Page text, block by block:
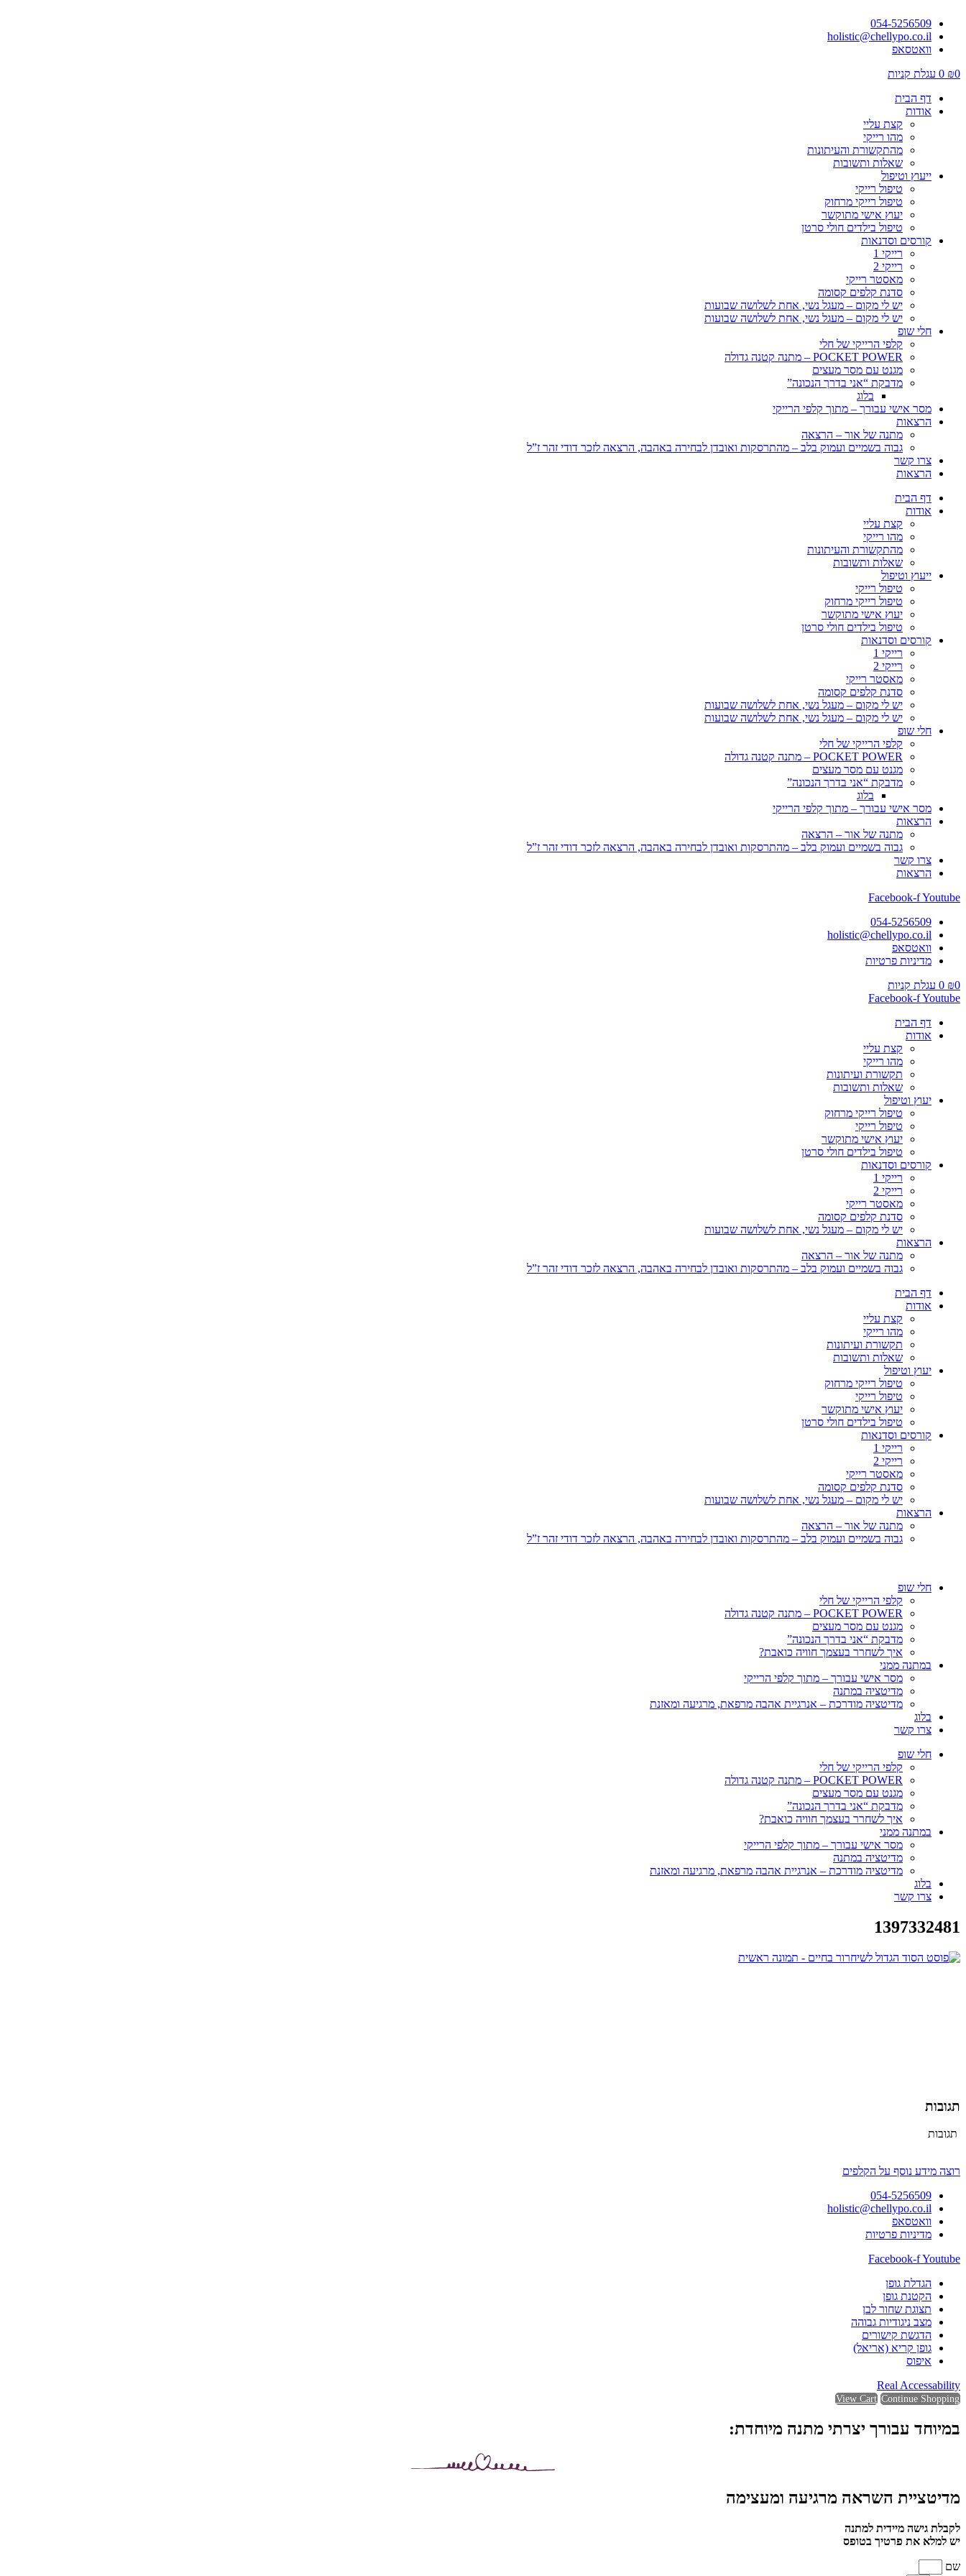
054-5256509
holistic@chellypo.co.il
וואטסאפ
₪0
0 עגלת קניות
דף הבית
אודות
קצת עליי
מהו רייקי
מהתקשורת והעיתונות
שאלות ותשובות
ייעוץ וטיפול
טיפול רייקי
טיפול רייקי מרחוק
יעוץ אישי מתוקשר
טיפול בילדים חולי סרטן
קורסים וסדנאות
רייקי 1
רייקי 2
מאסטר רייקי
סדנת קלפים קסומה
יש לי מקום – מעגל נשי, אחת לשלושה שבועות
יש לי מקום – מעגל נשי, אחת לשלושה שבועות
חלי שופ
קלפי הרייקי של חלי
POCKET POWER – מתנה קטנה גדולה
מגנט עם מסר מעצים
מדבקת “אני בדרך הנכונה”
בלוג
מסר אישי עבורך – מתוך קלפי הרייקי
הרצאות
מתנה של אור – הרצאה
גבוה בשמיים ועמוק בלב – מהתרסקות ואובדן לבחירה באהבה, הרצאה לזכר דודי זהר ז”ל
צרו קשר
הרצאות
דף הבית
אודות
קצת עליי
מהו רייקי
מהתקשורת והעיתונות
שאלות ותשובות
ייעוץ וטיפול
טיפול רייקי
טיפול רייקי מרחוק
יעוץ אישי מתוקשר
טיפול בילדים חולי סרטן
קורסים וסדנאות
רייקי 1
רייקי 2
מאסטר רייקי
סדנת קלפים קסומה
יש לי מקום – מעגל נשי, אחת לשלושה שבועות
יש לי מקום – מעגל נשי, אחת לשלושה שבועות
חלי שופ
קלפי הרייקי של חלי
POCKET POWER – מתנה קטנה גדולה
מגנט עם מסר מעצים
מדבקת “אני בדרך הנכונה”
בלוג
מסר אישי עבורך – מתוך קלפי הרייקי
הרצאות
מתנה של אור – הרצאה
גבוה בשמיים ועמוק בלב – מהתרסקות ואובדן לבחירה באהבה, הרצאה לזכר דודי זהר ז”ל
צרו קשר
הרצאות
Facebook-fYoutube
054-5256509
holistic@chellypo.co.il
וואטסאפ
מדיניות פרטיות
₪0
0 עגלת קניות
Facebook-fYoutube
דף הבית
אודות
קצת עליי
מהו רייקי
תקשורת ועיתונות
שאלות ותשובות
יעוץ וטיפול
טיפול רייקי מרחוק
טיפול רייקי
יעוץ אישי מתוקשר
טיפול בילדים חולי סרטן
קורסים וסדנאות
רייקי 1
רייקי 2
מאסטר רייקי
סדנת קלפים קסומה
יש לי מקום – מעגל נשי, אחת לשלושה שבועות
הרצאות
מתנה של אור – הרצאה
גבוה בשמיים ועמוק בלב – מהתרסקות ואובדן לבחירה באהבה, הרצאה לזכר דודי זהר ז”ל
דף הבית
אודות
קצת עליי
מהו רייקי
תקשורת ועיתונות
שאלות ותשובות
יעוץ וטיפול
טיפול רייקי מרחוק
טיפול רייקי
יעוץ אישי מתוקשר
טיפול בילדים חולי סרטן
קורסים וסדנאות
רייקי 1
רייקי 2
מאסטר רייקי
סדנת קלפים קסומה
יש לי מקום – מעגל נשי, אחת לשלושה שבועות
הרצאות
מתנה של אור – הרצאה
גבוה בשמיים ועמוק בלב – מהתרסקות ואובדן לבחירה באהבה, הרצאה לזכר דודי זהר ז”ל
חלי שופ
קלפי הרייקי של חלי
POCKET POWER – מתנה קטנה גדולה
מגנט עם מסר מעצים
מדבקת “אני בדרך הנכונה”
איך לשחרר בעצמך חוויה כואבת?
במתנה ממני
מסר אישי עבורך – מתוך קלפי הרייקי
מדיטציה במתנה
מדיטציה מודרכת – אנרגיית אהבה מרפאת, מרגיעה ומאזנת
בלוג
צרו קשר
חלי שופ
קלפי הרייקי של חלי
POCKET POWER – מתנה קטנה גדולה
מגנט עם מסר מעצים
מדבקת “אני בדרך הנכונה”
איך לשחרר בעצמך חוויה כואבת?
במתנה ממני
מסר אישי עבורך – מתוך קלפי הרייקי
מדיטציה במתנה
מדיטציה מודרכת – אנרגיית אהבה מרפאת, מרגיעה ומאזנת
בלוג
צרו קשר
1397332481
תגובות
תגובות
רוצה מידע נוסף על הקלפים
054-5256509
holistic@chellypo.co.il
וואטסאפ
מדיניות פרטיות
Facebook-fYoutube
הגדלת גופן
הקטנת גופן
תצוגת שחור לבן
מצב ניגודיות גבוהה
הדגשת קישורים
גופן קריא (אריאל)
איפוס
Real Accessability
View Cart Continue Shopping
במיוחד עבורך יצרתי מתנה מיוחדת:
מדיטציית השראה מרגיעה ומעצימה
לקבלת גישה מיידית למתנה
יש למלא את פרטיך בטופס
שם